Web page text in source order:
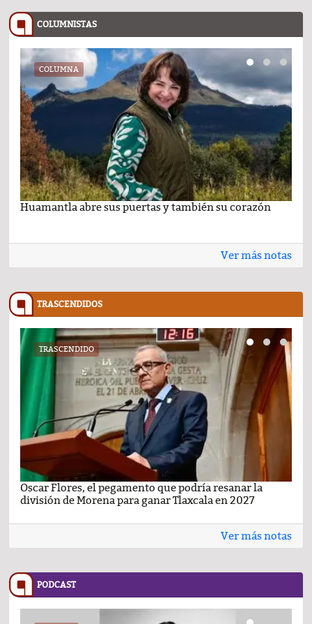
COLUMNISTAS
COLUMNA
Huamantla abre sus puertas y también su corazón
Ver más notas
TRASCENDIDOS
TRASCENDIDO
Oscar Flores, el pegamento que podría resanar la
división de Morena para ganar Tlaxcala en 2027
Ver más notas
PODCAST